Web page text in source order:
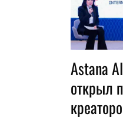
Astana
открыл